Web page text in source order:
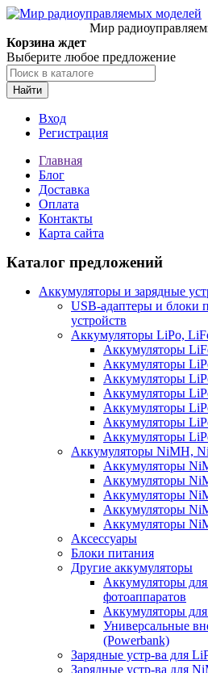
Мир
Корзина ждет
Выберите любое предложение
Найти
Вход
Регистрация
Главная
Блог
Доставка
Оплата
Контакты
Карта сайта
Каталог предложений
Аккумуляторы и зарядные
USB-адаптеры и блоки
устройств
Аккумуляторы LiPo,
Аккумуляторы
Аккумуляторы
Аккумуляторы
Аккумуляторы
Аккумуляторы
Аккумуляторы
Аккумуляторы
Аккумуляторы NiMH,
Аккумуляторы
Аккумуляторы
Аккумуляторы
Аккумуляторы
Аккумуляторы
Аксессуары
Блоки питания
Другие аккумуляторы
Аккумуляторы
фотоаппаратов
Аккумуляторы
Универсальные
(Powerbank)
Зарядные устр-ва для
Зарядные устр-ва для